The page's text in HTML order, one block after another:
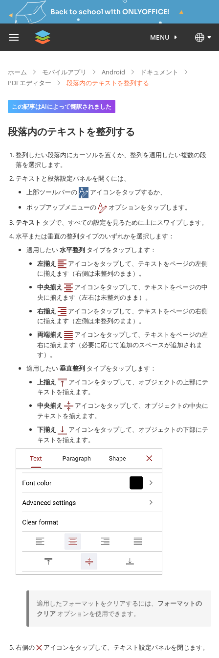
Back to school with ONLYOFFICE!
MENU
ホーム モバイルアプリ Android
ドキュメント
PDFエディター
段落内のテキストを整列する
この記事はAIによって翻訳されました
段落内のテキストを整列する
整列したい段落内にカーソルを置くか、整列を適用したい複数の段
落を選択します。
テキストと段落設定パネルを開くには、
上部ツールバーの
アイコンをタップするか、
ポップアップメニューの
オプションをタップします。
テキスト タブで、すべての設定を見るために上にスワイプします。
水平または垂直の整列タイプのいずれかを選択します：
適用したい水平整列 タイプをタップします：
左揃え
アイコンをタップして、テキストをページの左側
に揃えます（右側は未整列のまま）。
中央揃え
アイコンをタップして、テキストをページの中
央に揃えます（左右は未整列のまま）。
右揃え
アイコンをタップして、テキストをページの右側
に揃えます（左側は未整列のまま）。
両端揃え
アイコンをタップして、テキストをページの左
右に揃えます（必要に応じて追加のスペースが追加されま
す）。
適用したい垂直整列 タイプをタップします：
上揃え
アイコンをタップして、オブジェクトの上部にテ
キストを揃えます。
中央揃え
アイコンをタップして、オブジェクトの中央に
テキストを揃えます。
下揃え
アイコンをタップして、オブジェクトの下部にテ
キストを揃えます。
適用したフォーマットをクリアするには、 フォーマットの
クリア オプションを使用できます。
右側の アイコンをタップして、テキスト設定パネルを閉じます。